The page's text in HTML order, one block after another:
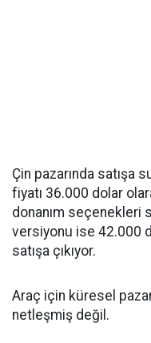
Çin pazarında satışa
fiyatı 36.000 dolar
donanım seçenekleri
versiyonu ise 42.000
satışa çıkıyor.
Araç için küresel
netleşmiş değil.